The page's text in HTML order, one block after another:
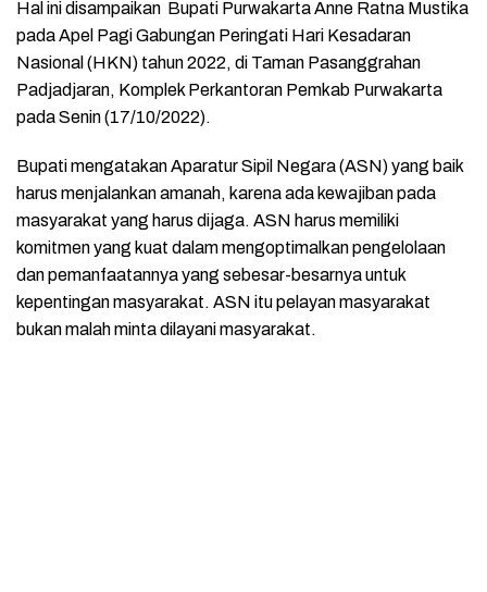
Hal ini disampaikan Bupati Purwakarta Anne Ratna Mustika
pada Apel Pagi Gabungan Peringati Hari Kesadaran
Nasional (HKN) tahun 2022, di Taman Pasanggrahan
Padjadjaran, Komplek Perkantoran Pemkab Purwakarta
pada Senin (17/10/2022).
Bupati mengatakan Aparatur Sipil Negara (ASN) yang baik
harus menjalankan amanah, karena ada kewajiban pada
masyarakat yang harus dijaga. ASN harus memiliki
komitmen yang kuat dalam mengoptimalkan pengelolaan
dan pemanfaatannya yang sebesar-besarnya untuk
kepentingan masyarakat. ASN itu pelayan masyarakat
bukan malah minta dilayani masyarakat.